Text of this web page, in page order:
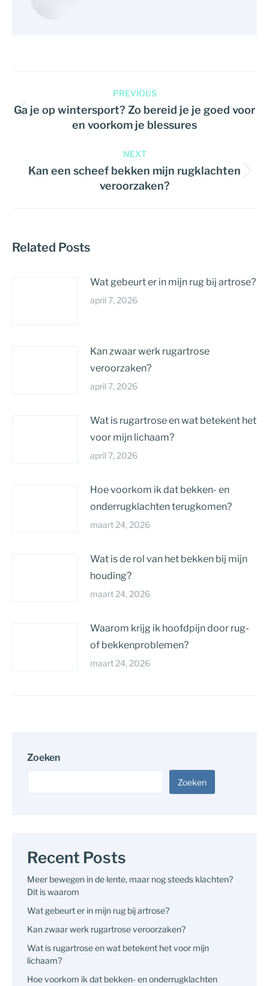
PREVIOUS
Ga je op wintersport? Zo bereid je je goed voor
en voorkom je blessures
NEXT
Kan een scheef bekken mijn rugklachten
veroorzaken?
Related Posts
Wat gebeurt er in mijn rug bij artrose?
april 7, 2026
Kan zwaar werk rugartrose
veroorzaken?
april 7, 2026
Wat is rugartrose en wat betekent het
voor mijn lichaam?
april 7, 2026
Hoe voorkom ik dat bekken- en
onderrugklachten terugkomen?
maart 24, 2026
Wat is de rol van het bekken bij mijn
houding?
maart 24, 2026
Waarom krijg ik hoofdpijn door rug-
of bekkenproblemen?
maart 24, 2026
Zoeken
Zoeken
Recent Posts
Meer bewegen in de lente, maar nog steeds klachten?
Dit is waarom
Wat gebeurt er in mijn rug bij artrose?
Kan zwaar werk rugartrose veroorzaken?
Wat is rugartrose en wat betekent het voor mijn
lichaam?
Hoe voorkom ik dat bekken- en onderrugklachten